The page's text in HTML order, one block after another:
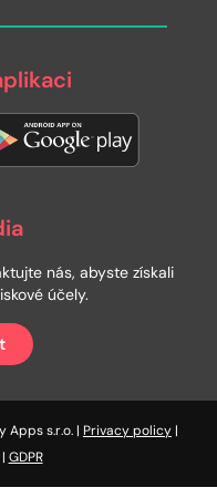
nás, abyste získali
účely.
Apps s.r.o. | Privacy policy |
GDPR